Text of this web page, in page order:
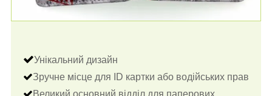
Унікальний дизайн
Зручне місце для ID картки або водійських прав
Великий основний відділ для паперових